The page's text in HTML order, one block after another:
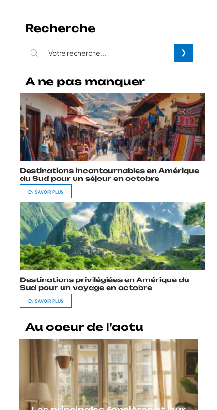
Recherche
A ne pas manquer
Destinations incontournables en Amérique
du Sud pour un séjour en octobre
EN SAVOIR PLUS
Destinations privilégiées en Amérique du
Sud pour un voyage en octobre
EN SAVOIR PLUS
Au coeur de l'actu